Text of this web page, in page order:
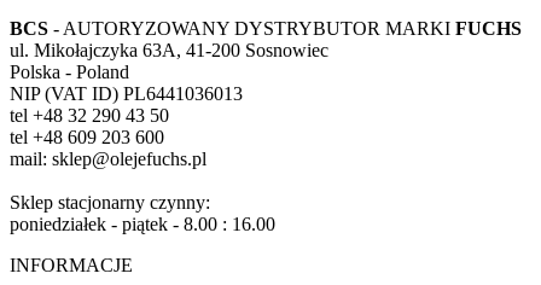
BCS - AUTORYZOWANY DYSTRYBUTOR MARKI FUCHS
ul. Mikołajczyka 63A, 41-200 Sosnowiec
Polska - Poland
NIP (VAT ID) PL6441036013
tel +48 32 290 43 50
tel +48 609 203 600
mail: sklep@olejefuchs.pl
Sklep stacjonarny czynny:
poniedziałek - piątek - 8.00 : 16.00
INFORMACJE